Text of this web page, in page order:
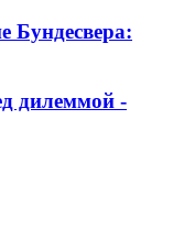
Бундесвера:
дилеммой -